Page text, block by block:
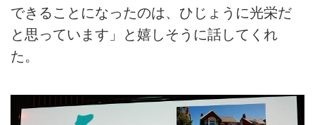
できることになったのは、ひじょうに光栄だ
と思っています」と嬉しそうに話してくれ
た。